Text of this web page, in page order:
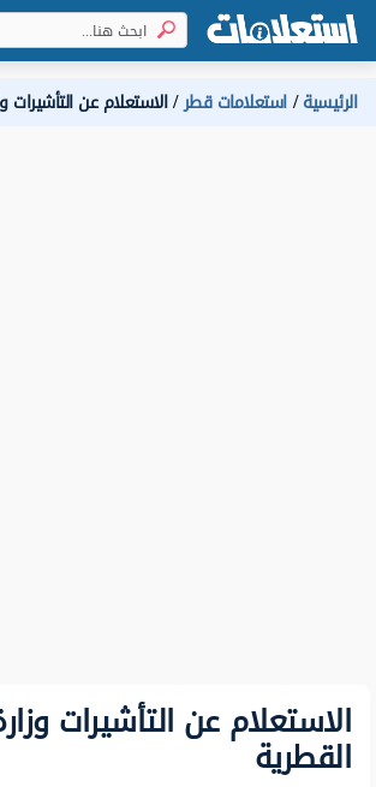
الرئيسية استعلامات قطر الاستعلام عن التأشيرات
الاستعلام عن التأشيرات
‏القطرية